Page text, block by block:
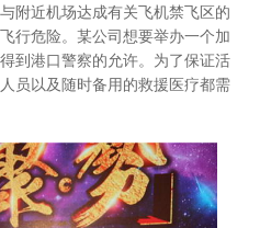
附近机场达成有关飞机禁飞区的
行危险。某公司想要举办一个加
到港口警察的允许。为了保证活
员以及随时备用的救援医疗都需